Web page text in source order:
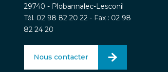
29740 - Plobannalec-Lesconil
Tél. 02 98 82 20 22 - Fax : 02 98
82 24 20
Nous contacter